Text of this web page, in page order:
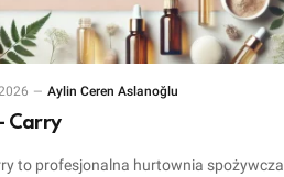
Aylin Ceren Aslanoğlu
Carry
to profesjonalna hurtownia spożywcza